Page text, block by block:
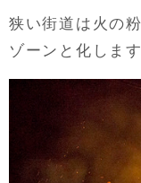
狭い街道は火の
ゾーンと化します